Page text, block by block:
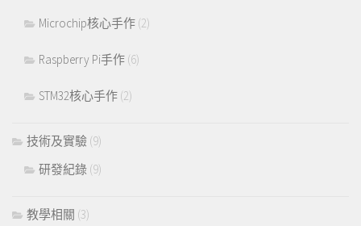
Microchip核心手作 (2)
Raspberry Pi手作 (6)
STM32核心手作 (2)
技術及實驗 (9)
研發紀錄 (9)
教學相關 (3)